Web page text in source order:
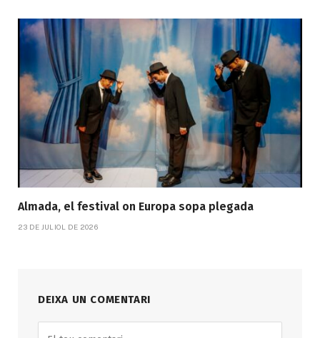
Almada, el festival on Europa sopa plegada
23 DE JULIOL DE 2026
DEIXA UN COMENTARI